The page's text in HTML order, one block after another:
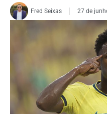
Fred Seixas 27 de